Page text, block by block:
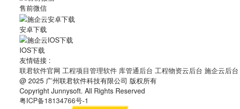
售前微信
安卓下载
IOS下载
友情链接 :
联君软件官网 工程项目管理软件 库管通后台 工程物资云后台 施企云后台
@ 2025 广州联君软件科技有限公司 版权所有
Copyright Junnysoft. All Rights Reserved
粤ICP备18134766号-1